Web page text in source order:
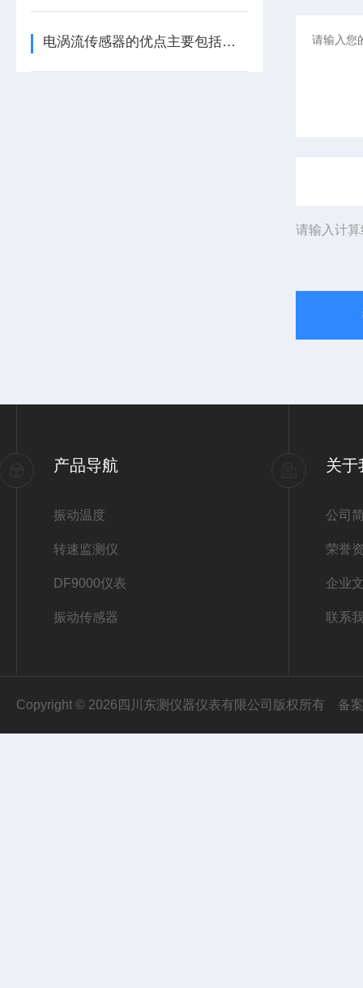
电涡流传感器的优点主要包括哪几点？
请输入计
产品导航
振动温度
转速监测仪
DF9000仪表
振动传感器
关于
公司
荣誉
企业
联系
Copyright © 2026四川东测仪器仪表有限公司版权所有 备